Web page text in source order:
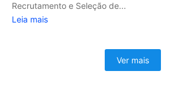
Recrutamento e Seleção de...
Leia mais
Ver mais